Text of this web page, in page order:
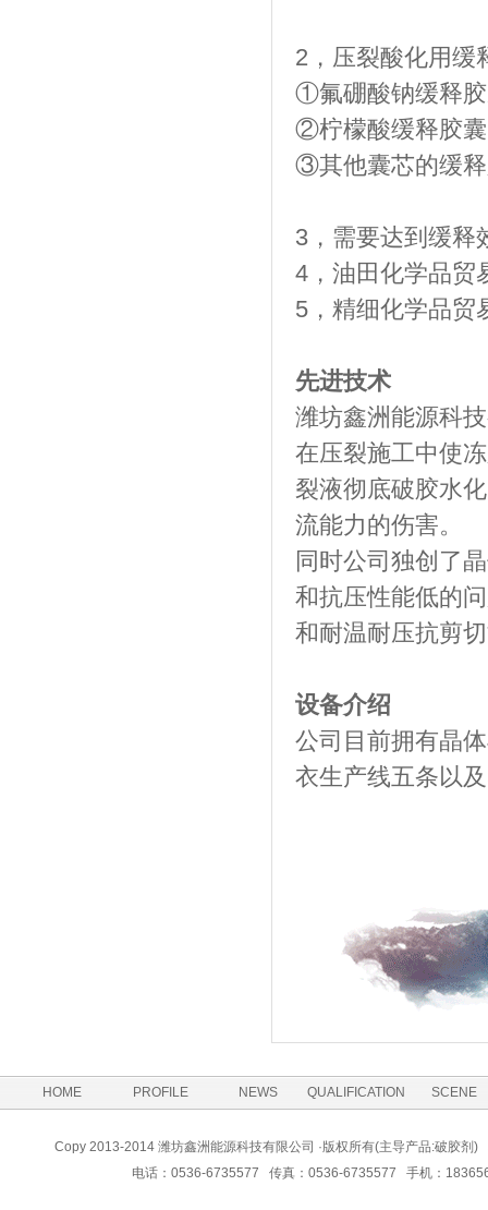
2，压裂酸化用缓
①氟硼酸钠缓释
②柠檬酸缓释胶囊
③其他囊芯的缓
3，需要达到缓释
4，油田化学品贸
5，精细化学品贸
先进技术
潍坊鑫洲能源科
在压裂施工中使
裂液彻底破胶水
流能力的伤害。
同时公司独创了
和抗压性能低的
和耐温耐压抗剪
设备介绍
公司目前拥有晶
衣生产线五条以
HOME PROFILE NEWS QUALIFICATION SCENE
Copy 2013-2014 潍坊鑫洲能源科技有限公司 ·版权所有(主导产品:破胶
电话：0536-6735577 传真：0536-6735577 手机：